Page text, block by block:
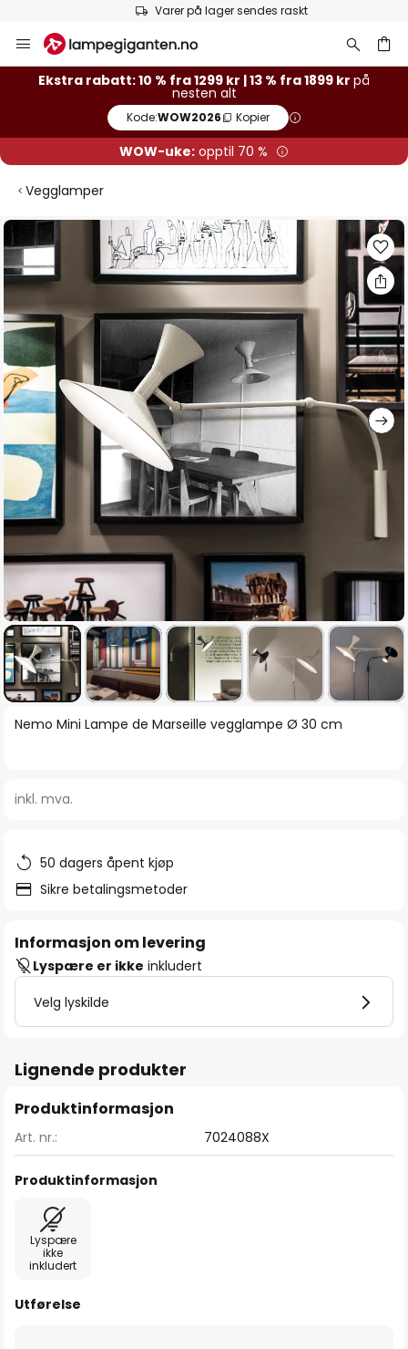
Varer på lager sendes raskt
Hopp
til
innhold
Ekstra rabatt: 10 % fra 1299 kr | 13 % fra 1899 kr på
nesten alt
Kode:WOW2026 Kopier
WOW-uke: opptil 70 %
Vegglamper
Gå
til
slutten
bildegalleri
Gå
bildegalleri
Nemo Mini Lampe de Marseille vegglampe Ø 30 cm
inkl. mva.
50 dagers åpent kjøp
Sikre betalingsmetoder
Informasjon om levering
Lyspære er ikke inkludert
Velg lyskilde
Lignende produkter
Produktinformasjon
Art. nr.: 7024088X
Produktinformasjon
Lyspære
ikke
inkludert
Utførelse